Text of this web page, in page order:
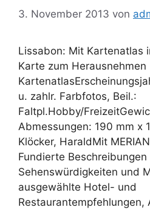
3. November 2013 von
Lissabon: Mit Kartenatlas
Karte zum Herausnehmen
u. zahlr. Farbfotos, Beil.:
Faltpl.Hobby/
Abmessungen: 190 mm x
Klöcker, HaraldMit
Fundierte
Sehenswürdigkeiten und
ausgewählte Hotel- und
Restaurantempfehlungen,